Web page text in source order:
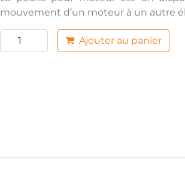
mouvement d’un moteur à un autre
Ajouter au panier